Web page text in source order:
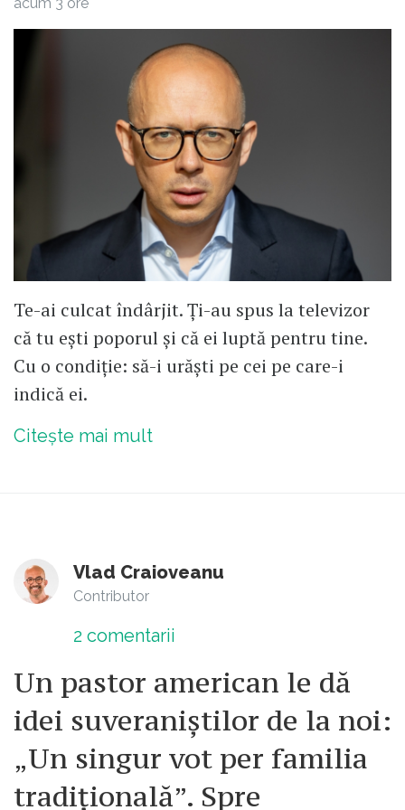
Te-ai culcat îndârjit. Ți-au spus la televizor
că tu ești poporul și că ei luptă pentru tine.
Cu o condiție: să-i urăști pe cei pe care-i
indică ei.
Citește mai mult
Vlad Craioveanu
Contributor
2 comentarii
Un pastor american le dă
idei suveraniștilor de la noi:
„Un singur vot per familia
tradițională”. Spre